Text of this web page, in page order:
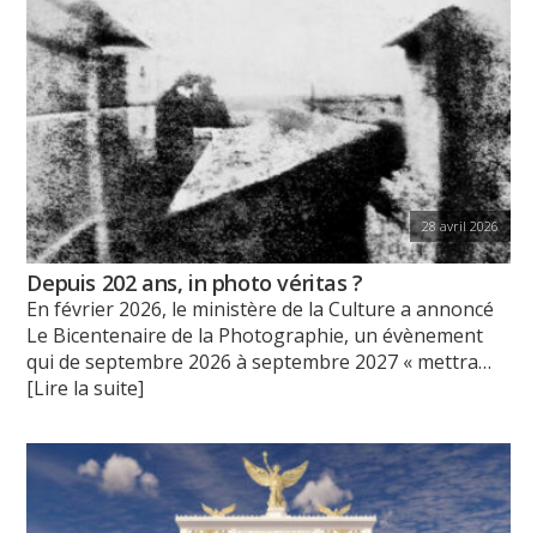
28 avril 2026
Depuis 202 ans, in photo véritas ?
En février 2026, le ministère de la Culture a annoncé
Le Bicentenaire de la Photographie, un évènement
qui de septembre 2026 à septembre 2027 « mettra…
[Lire la suite]